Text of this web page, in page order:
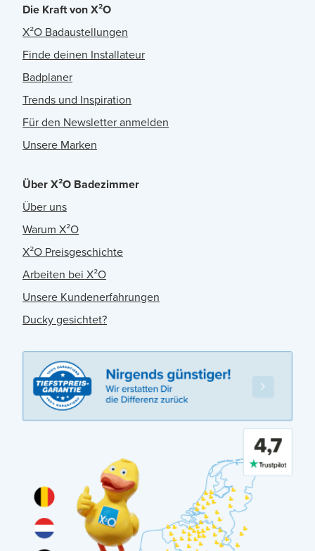
Die Kraft von X²O
X²O Badaustellungen
Finde deinen Installateur
Badplaner
Trends und Inspiration
Für den Newsletter anmelden
Unsere Marken
Über X²O Badezimmer
Über uns
Warum X²O
X²O Preisgeschichte
Arbeiten bei X²O
Unsere Kundenerfahrungen
Ducky gesichtet?